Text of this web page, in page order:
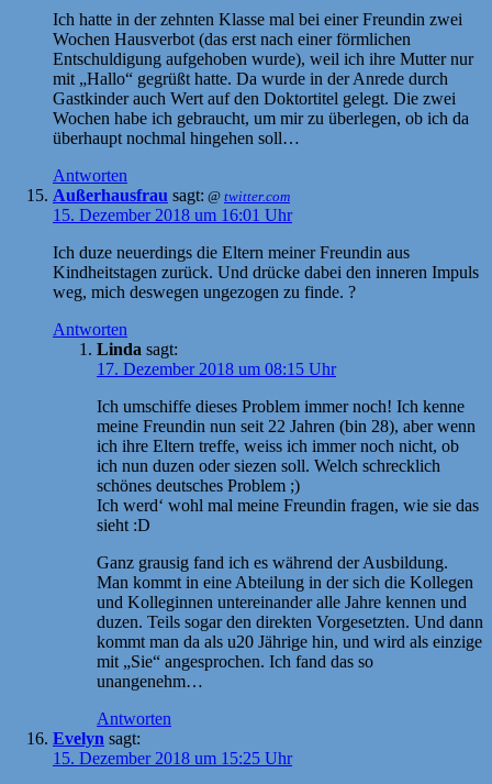
Ich hatte in der zehnten Klasse mal bei einer Freundin zwei
Wochen Hausverbot (das erst nach einer förmlichen
Entschuldigung aufgehoben wurde), weil ich ihre Mutter nur
mit „Hallo“ gegrüßt hatte. Da wurde in der Anrede durch
Gastkinder auch Wert auf den Doktortitel gelegt. Die zwei
Wochen habe ich gebraucht, um mir zu überlegen, ob ich da
überhaupt nochmal hingehen soll…
Antworten
Außerhausfrau sagt: @ twitter.com
15. Dezember 2018 um 16:01 Uhr
Ich duze neuerdings die Eltern meiner Freundin aus
Kindheitstagen zurück. Und drücke dabei den inneren Impuls
weg, mich deswegen ungezogen zu finde. ?
Antworten
Linda sagt:
17. Dezember 2018 um 08:15 Uhr
Ich umschiffe dieses Problem immer noch! Ich kenne
meine Freundin nun seit 22 Jahren (bin 28), aber wenn
ich ihre Eltern treffe, weiss ich immer noch nicht, ob
ich nun duzen oder siezen soll. Welch schrecklich
schönes deutsches Problem ;)
Ich werd‘ wohl mal meine Freundin fragen, wie sie das
sieht :D
Ganz grausig fand ich es während der Ausbildung.
Man kommt in eine Abteilung in der sich die Kollegen
und Kolleginnen untereinander alle Jahre kennen und
duzen. Teils sogar den direkten Vorgesetzten. Und dann
kommt man da als u20 Jährige hin, und wird als einzige
mit „Sie“ angesprochen. Ich fand das so
unangenehm…
Antworten
Evelyn sagt:
15. Dezember 2018 um 15:25 Uhr